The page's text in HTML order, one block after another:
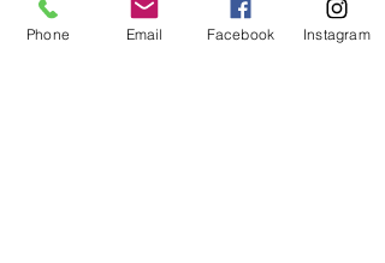
Phone Email Facebook Instagram